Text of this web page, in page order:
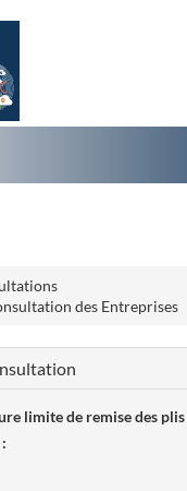
des Entreprises
limite de remise des plis